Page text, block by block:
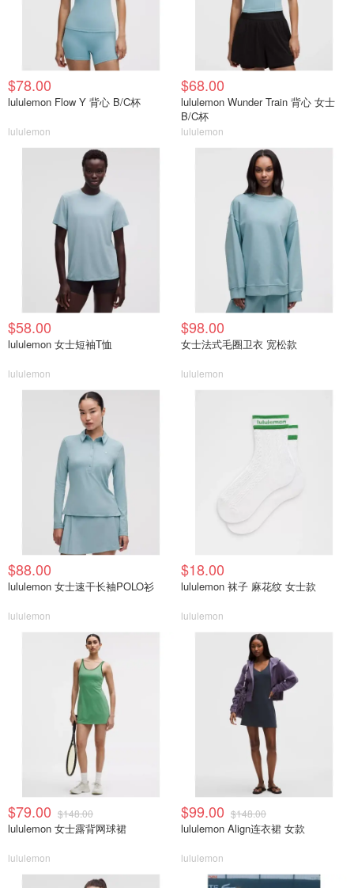
$78.00
lululemon Flow Y 背心 B/C杯
lululemon
$68.00
lululemon Wunder Train 背心 女士
B/C杯
lululemon
$58.00
lululemon 女士短袖T恤
lululemon
$98.00
女士法式毛圈卫衣 宽松款
lululemon
$88.00
lululemon 女士速干长袖POLO衫
lululemon
$18.00
lululemon 袜子 麻花纹 女士款
lululemon
$79.00 $148.00
lululemon 女士露背网球裙
lululemon
$99.00 $148.00
lululemon Align连衣裙 女款
lululemon